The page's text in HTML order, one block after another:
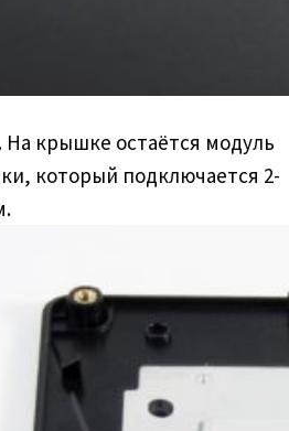
На крышке остаётся модуль
который подключается 2-